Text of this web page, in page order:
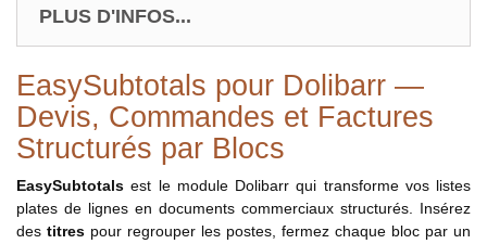
PLUS D'INFOS...
EasySubtotals pour Dolibarr —
Devis, Commandes et Factures
Structurés par Blocs
EasySubtotals est le module Dolibarr qui transforme vos listes
plates de lignes en documents commerciaux structurés. Insérez
des titres pour regrouper les postes, fermez chaque bloc par un